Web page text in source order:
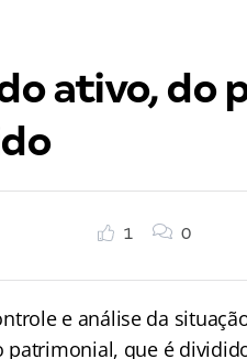
ativo, do
1 0
e análise da
patrimonial, que é